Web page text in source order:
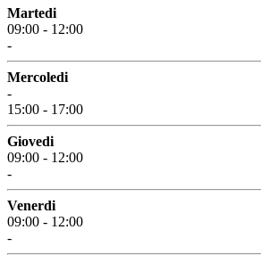
Martedi
09:00 - 12:00
-
Mercoledi
-
15:00 - 17:00
Giovedi
09:00 - 12:00
-
Venerdi
09:00 - 12:00
-